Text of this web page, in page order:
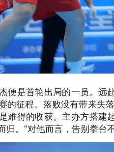
便是首轮出局的一员。远
的征程。落败没有带来失
难得的收获。主办方搭
归。”对他而言，告别拳台